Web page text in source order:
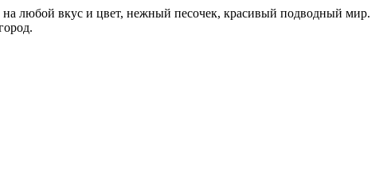
любой вкус и цвет, нежный песочек, красивый подводный мир.